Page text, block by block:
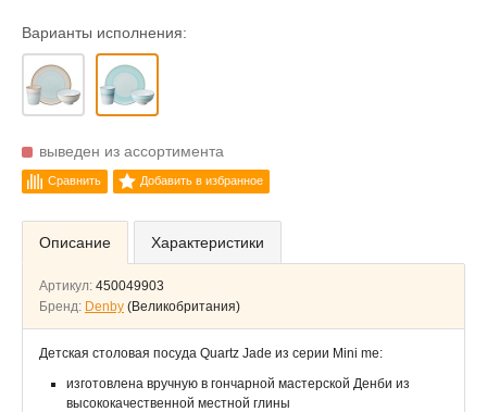
Варианты исполнения:
выведен из ассортимента
Сравнить Добавить в избранное
Описание Характеристики
Артикул: 450049903
Бренд: Denby (Великобритания)
Детская столовая посуда Quartz Jade из серии Mini me:
изготовлена ​​вручную в гончарной мастерской Денби из
высококачественной местной глины